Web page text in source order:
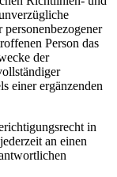
Person das
der
einer ergänzenden
in
an einen